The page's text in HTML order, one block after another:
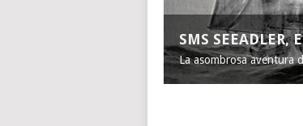
SMS SEEADLER,
La asombrosa aventura